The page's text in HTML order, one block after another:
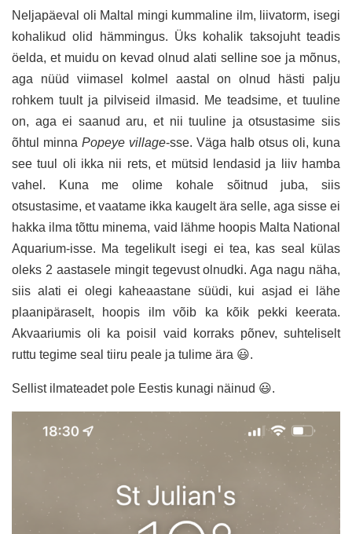
Neljapäeval oli Maltal mingi kummaline ilm, liivatorm, isegi
kohalikud olid hämmingus. Üks kohalik taksojuht teadis
öelda, et muidu on kevad olnud alati selline soe ja mõnus,
aga nüüd viimasel kolmel aastal on olnud hästi palju
rohkem tuult ja pilviseid ilmasid. Me teadsime, et tuuline
on, aga ei saanud aru, et nii tuuline ja otsustasime siis
õhtul minna Popeye village-sse. Väga halb otsus oli, kuna
see tuul oli ikka nii rets, et mütsid lendasid ja liiv hamba
vahel. Kuna me olime kohale sõitnud juba, siis
otsustasime, et vaatame ikka kaugelt ära selle, aga sisse ei
hakka ilma tõttu minema, vaid lähme hoopis Malta National
Aquarium-isse. Ma tegelikult isegi ei tea, kas seal külas
oleks 2 aastasele mingit tegevust olnudki. Aga nagu näha,
siis alati ei olegi kaheaastane süüdi, kui asjad ei lähe
plaanipäraselt, hoopis ilm võib ka kõik pekki keerata.
Akvaariumis oli ka poisil vaid korraks põnev, suhteliselt
ruttu tegime seal tiiru peale ja tulime ära 😃.
Sellist ilmateadet pole Eestis kunagi näinud 😃.